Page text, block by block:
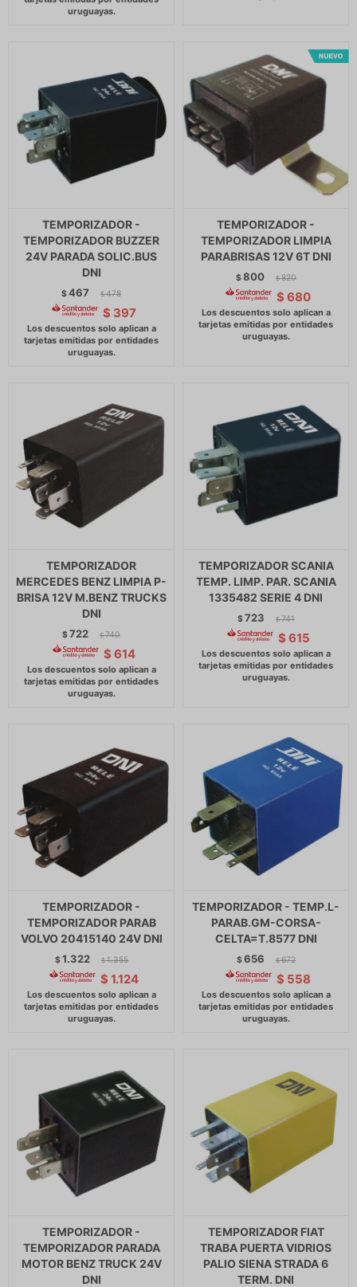
TEMPORIZADOR -
TEMPORIZADOR BUZZER
24V PARADA SOLIC.BUS
DNI
$467 $ 478
$ 397
TEMPORIZADOR -
TEMPORIZADOR LIMPIA
PARABRISAS 12V 6T DNI
$800 $ 820
$ 680
TEMPORIZADOR
MERCEDES BENZ LIMPIA P-
BRISA 12V M.BENZ TRUCKS
DNI
$722 $ 740
$ 614
TEMPORIZADOR SCANIA
TEMP. LIMP. PAR. SCANIA
1335482 SERIE 4 DNI
$723 $ 741
$ 615
TEMPORIZADOR -
TEMPORIZADOR PARAB
VOLVO 20415140 24V DNI
$1.322 $ 1.355
$ 1.124
TEMPORIZADOR - TEMP.L-
PARAB.GM-CORSA-
CELTA=T.8577 DNI
$656 $ 672
$ 558
TEMPORIZADOR -
TEMPORIZADOR PARADA
MOTOR BENZ TRUCK 24V
DNI
TEMPORIZADOR FIAT
TRABA PUERTA VIDRIOS
PALIO SIENA STRADA 6
TERM. DNI